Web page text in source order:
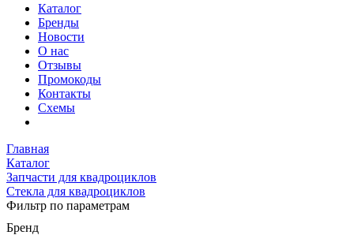
Каталог
Бренды
Новости
О нас
Отзывы
Промокоды
Контакты
Схемы
Главная
Каталог
Запчасти для квадроциклов
Стекла для квадроциклов
Фильтр по параметрам
Бренд